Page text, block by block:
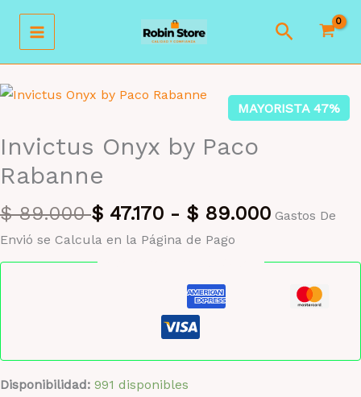
contenido
Buscar
MAYORISTA 47%
Invictus Onyx by Paco
Rabanne
$89.000 $ 47.170 - $ 89.000 Gastos De
Envió se Calcula en la Página de Pago
Disponibilidad: 991 disponibles